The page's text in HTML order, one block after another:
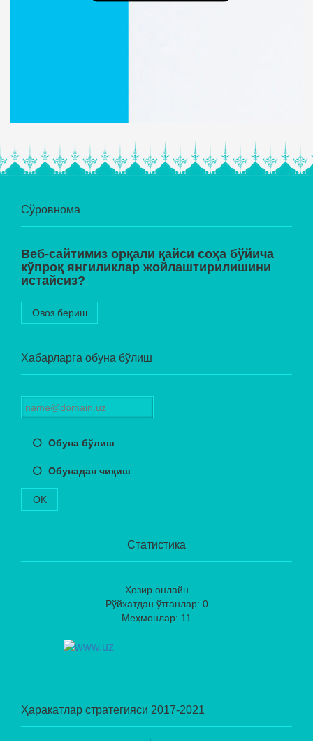
Сўровнома
Веб-сайтимиз орқали қайси соҳа бўйича
кўпроқ янгиликлар жойлаштирилишини
истайсиз?
Овоз бериш
Хабарларга обуна бўлиш
Обуна бўлиш
Обунадан чиқиш
OK
Статистика
Ҳозир онлайн
Рўйхатдан ўтганлар: 0
Меҳмонлар: 11
Ҳаракатлар стратегияси 2017-2021